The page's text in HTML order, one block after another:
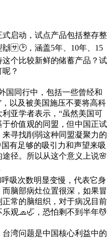
启动，试点产品包括整存整
，涵盖5年、10年、15
个比较新鲜的储蓄产品？试
？
同行中，包括一些曾经和
以及被美国施压不要将高科
亚学者表示，“虽然美国可
价值观的同盟，但中国正试
寻找削弱这种同盟凝聚力的
有足够的吸引力和声望来吸
径。所以从这个意义上说🌸
吸次数明显变慢，代表它身
脑部病灶位置很深，如果冒
常的脑组织，对于病况目前
观🧢🦏，恐怕剩不到半年💆
湾问题是中国核心利益中的